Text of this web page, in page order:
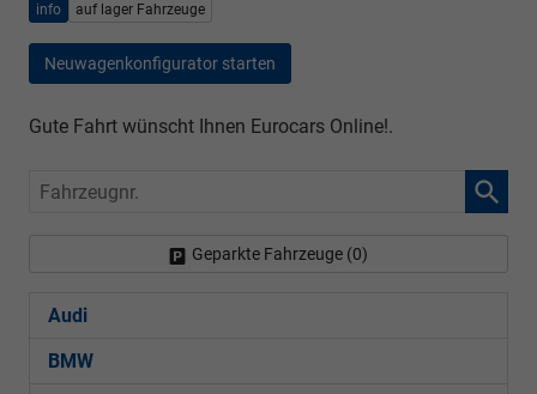
info auf lager Fahrzeuge
Neuwagenkonfigurator starten
Gute Fahrt wünscht Ihnen Eurocars Online!.
Fahrzeugnr.
Geparkte Fahrzeuge (0)
Audi
BMW